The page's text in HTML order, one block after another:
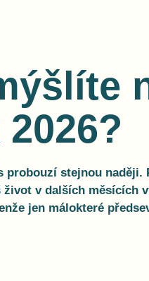
probouzí stejnou
život v dalších měsících
jen málokteré